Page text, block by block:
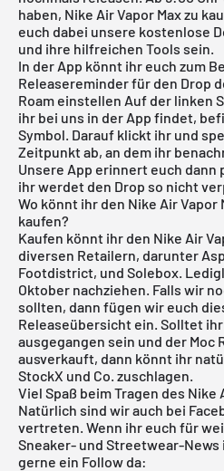
haben, Nike Air Vapor Max zu
euch dabei unsere kostenlose
und ihre hilfreichen Tools sein.
In der App könnt ihr euch zum
Releasereminder für den Drop
Roam einstellen Auf der linken
ihr bei uns in der App findet,
Symbol. Darauf klickt ihr und
Zeitpunkt ab, an dem ihr
Unsere App erinnert euch dann
ihr werdet den Drop so nicht
Wo könnt ihr den Nike Air Vapor
kaufen?
Kaufen könnt ihr den Nike Air
diversen Retailern, darunter
Footdistrict, und Solebox.
Oktober nachziehen. Falls wir
sollten, dann fügen wir euch
Releaseübersicht ein. Solltet
ausgegangen sein und der Moc
ausverkauft, dann könnt ihr
StockX und Co. zuschlagen.
Viel Spaß beim Tragen des Nike
Natürlich sind wir auch bei
vertreten. Wenn ihr euch für
Sneaker- und Streetwear-
gerne ein Follow da: